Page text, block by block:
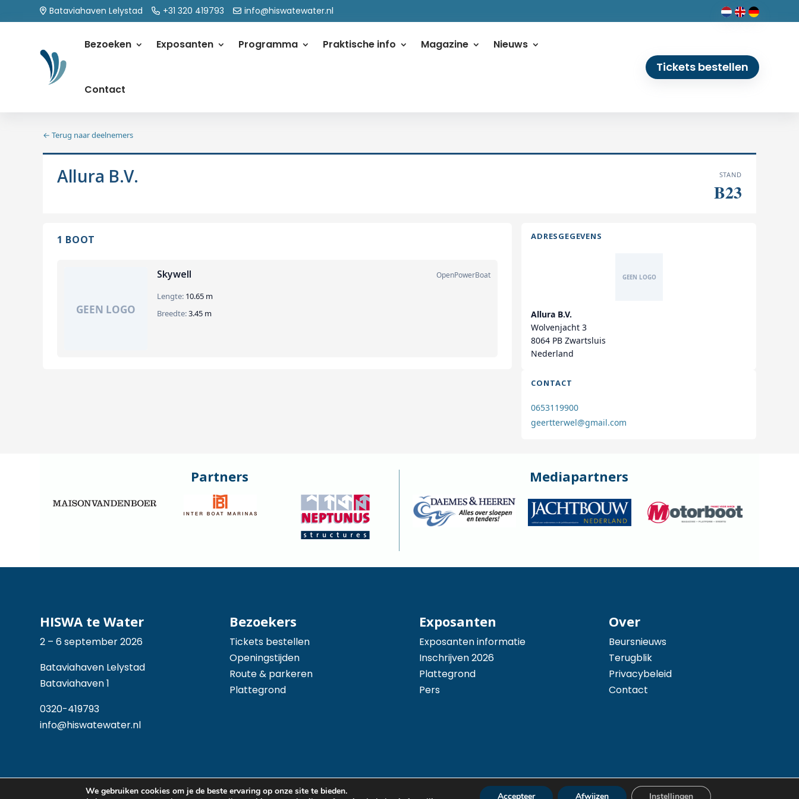
Bataviahaven Lelystad +31 320 419793 info@hiswatewater.nl
Bezoeken Exposanten Programma Praktische info Magazine Nieuws
Contact
Tickets bestellen
← Terug naar deelnemers
Allura B.V. STAND
B23
1 BOOT
Skywell OpenPowerBoat
Lengte: 10.65 m
Breedte:3.45 m
ADRESGEGEVENS
Allura B.V.
Wolvenjacht 3
8064 PB Zwartsluis
Nederland
CONTACT
0653119900
geertterwel@gmail.com
Partners Mediapartners
HISWA te Water
2 – 6 september 2026
Bataviahaven Lelystad
Bataviahaven 1
0320-419793
info@hiswatewater.nl
Bezoekers
Tickets bestellen
Openingstijden
Route & parkeren
Plattegrond
Exposanten
Exposanten informatie
Inschrijven 2026
Plattegrond
Pers
Over
Beursnieuws
Terugblik
Privacybeleid
Contact
We gebruiken cookies om je de beste ervaring op onze site te bieden.
Accepteer Afwijzen Instellingen